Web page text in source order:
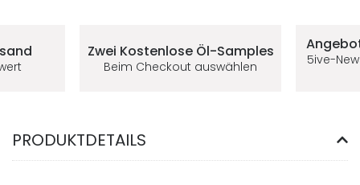
Zwei Kostenlose Öl-Samples
Beim Checkout auswählen 5ive-
PRODUKTDETAILS